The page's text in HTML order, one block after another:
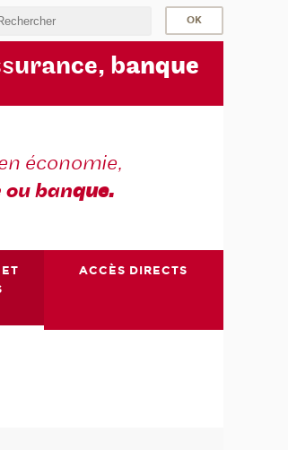
urance, banque
économie,
ou banque.
ACCÈS DIRECTS